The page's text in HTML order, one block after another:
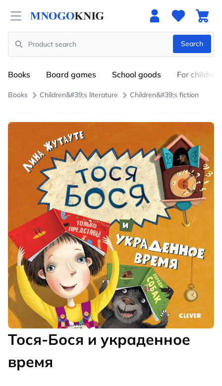
Open menu
Search
Search
Books Board games School goods For children
Books Children&#39;s literature Children&#39;s fiction
Тося-Бося и украденное
время